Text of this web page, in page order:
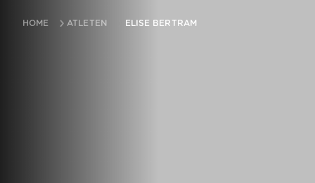
HOME ATLETEN ELISE BERTRAM